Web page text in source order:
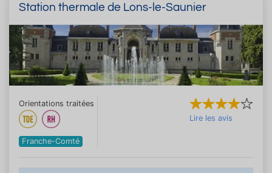
Station thermale de Lons-le-Saunier
Orientations traitées
Franche-Comté
Lire les avis